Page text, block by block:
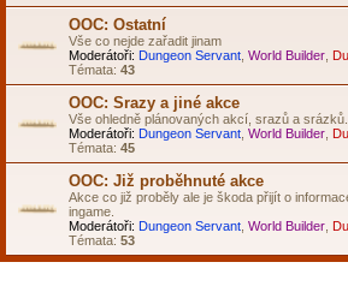
OOC: Ostatní
Vše co nejde zařadit jinam
Moderátoři: Dungeon Servant World Builder
Témata: 43
OOC: Srazy a jiné akce
Vše ohledně plánovaných akcí, srazů a srázků.
Moderátoři: Dungeon Servant World Builder
Témata: 45
OOC: Již proběhnuté akce
Akce co již proběly ale je škoda přijít o
ingame.
Moderátoři: Dungeon Servant World Builder
Témata: 53